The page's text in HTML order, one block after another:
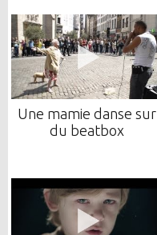
Une mamie danse sur
du beatbox